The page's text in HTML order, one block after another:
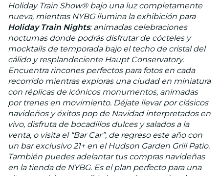
Holiday Train Show® bajo una luz completamente
nueva, mientras NYBG ilumina la exhibición para
Holiday Train Nights: animadas celebraciones
nocturnas donde podrás disfrutar de cócteles y
mocktails de temporada bajo el techo de cristal del
cálido y resplandeciente Haupt Conservatory.
Encuentra rincones perfectos para fotos en cada
recorrido mientras exploras una ciudad en miniatura
con réplicas de icónicos monumentos, animadas
por trenes en movimiento. Déjate llevar por clásicos
navideños y éxitos pop de Navidad interpretados en
vivo, disfruta de bocadillos dulces y salados a la
venta, o visita el “Bar Car”, de regreso este año con
un bar exclusivo 21+ en el Hudson Garden Grill Patio.
También puedes adelantar tus compras navideñas
en la tienda de NYBG. Es el plan perfecto para una